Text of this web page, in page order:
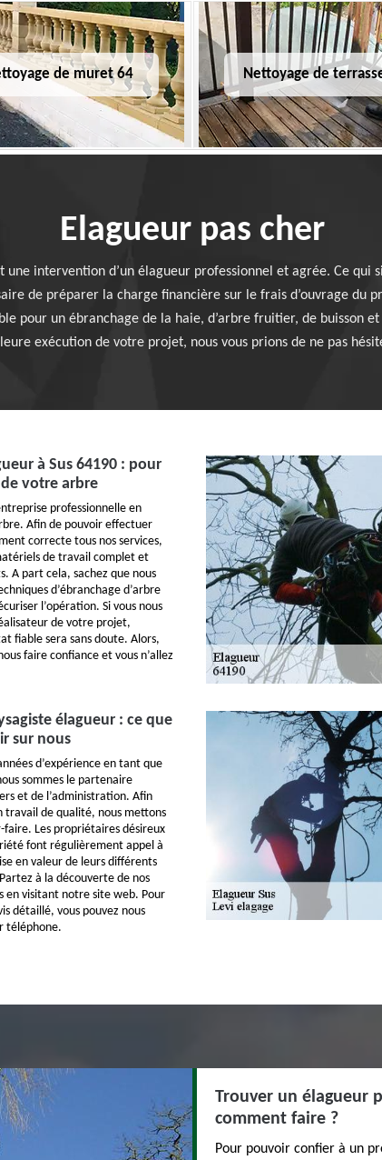
de muret 64 Nettoyage de
Elagueur pas cher
une intervention d’un élagueur professionnel et agrée. Ce
de préparer la charge financière sur le frais d’ouvrage du
pour un ébranchage de la haie, d’arbre fruitier, de buisson
exécution de votre projet, nous vous prions de ne pas
à Sus 64190 : pour
votre arbre
professionnelle en
Afin de pouvoir effectuer
correcte tous nos services,
de travail complet et
A part cela, sachez que nous
d’ébranchage d’arbre
l’opération. Si vous nous
de votre projet,
fiable sera sans doute. Alors,
faire confiance et vous n’allez
élagueur : ce que
sur nous
d’expérience en tant que
sommes le partenaire
et de l’administration. Afin
travail de qualité, nous mettons
Les propriétaires désireux
font régulièrement appel à
en valeur de leurs différents
à la découverte de nos
en visitant notre site web. Pour
détaillé, vous pouvez nous
téléphone.
Trouver un élagueur
comment faire ?
Pour pouvoir confier à un